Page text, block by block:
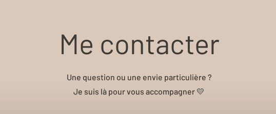
Me contacter
Une question ou une envie particulière ?
Je suis là pour vous accompagner 💛